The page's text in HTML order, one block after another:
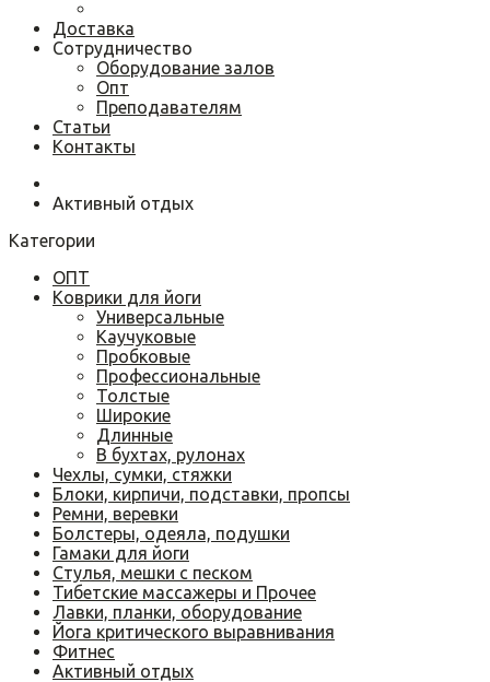
Доставка
Сотрудничество
Оборудование залов
Опт
Преподавателям
Статьи
Контакты
Активный отдых
Категории
ОПТ
Коврики для йоги
Универсальные
Каучуковые
Пробковые
Профессиональные
Толстые
Широкие
Длинные
В бухтах, рулонах
Чехлы, сумки, стяжки
Блоки, кирпичи, подставки, пропсы
Ремни, веревки
Болстеры, одеяла, подушки
Гамаки для йоги
Cтулья, мешки с песком
Тибетские массажеры и Прочее
Лавки, планки, оборудование
Йога критического выравнивания
Фитнес
Активный отдых